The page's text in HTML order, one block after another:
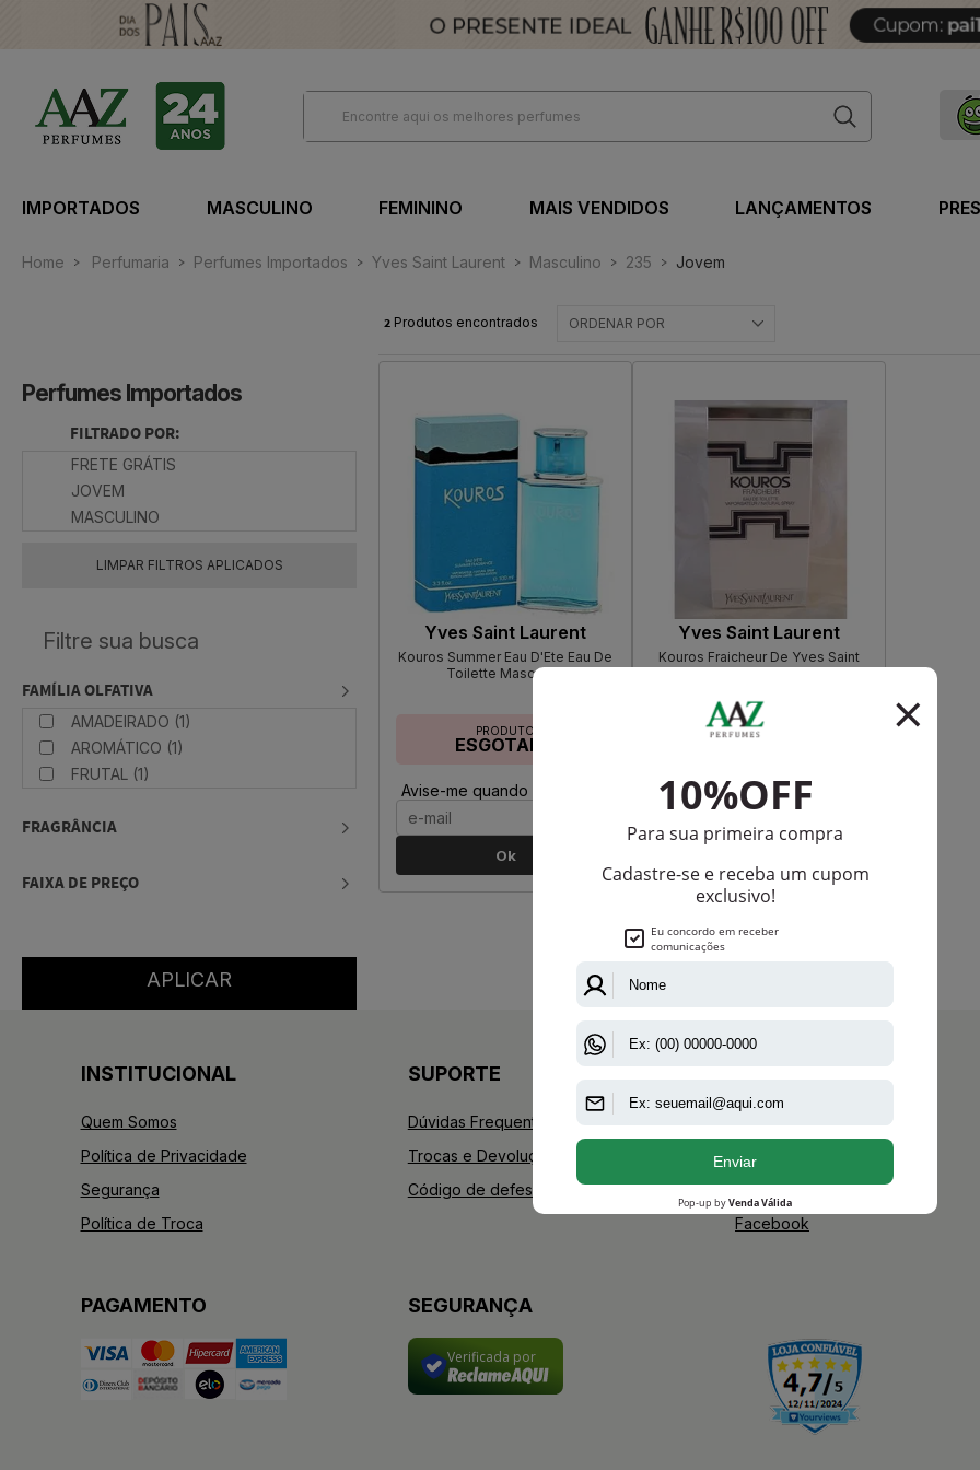
IMPORTADOS MASCULINO FEMININO MAIS VENDIDOS LANÇAMENTOS
Home Perfumaria Perfumes Importados Yves Saint Laurent Masculino 235 Jovem
Perfumes Importados
FILTRADO POR:
FRETE GRÁTIS
JOVEM
MASCULINO
LIMPAR FILTROS APLICADOS
FAMÍLIA OLFATIVA
AMADEIRADO (1)
AROMÁTICO (1)
FRUTAL (1)
FRAGRÂNCIA
FAIXA DE PREÇO
ORDENAR POR
2 Produtos encontrados
Yves Saint Laurent
Kouros Summer Eau D'Ete Eau De
Toilette Masculino
PRODUTO
ESGOTADO
Avise-me quando disponível:
Ok
Yves Saint Laurent
Kouros Fraicheur De Yves Saint
PRODUTO
ESGOTADO
Avise-me quando disponível:
INSTITUCIONAL
Quem Somos
Política de Privacidade
Segurança
Política de Troca
SUPORTE
Dúvidas Frequentes
Trocas e Devoluções
Código de defesa do consumidor
Youtube
Instagram
Facebook
PAGAMENTO SEGURANÇA
Verificada por